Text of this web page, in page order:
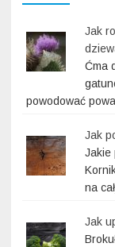
Jak
Ćma
powodować
Jak
Jakie
na
Jak